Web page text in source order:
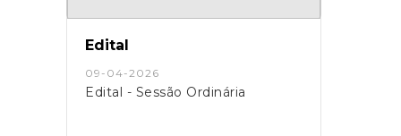
Edital
09-04-2026
Edital - Sessão Ordinária